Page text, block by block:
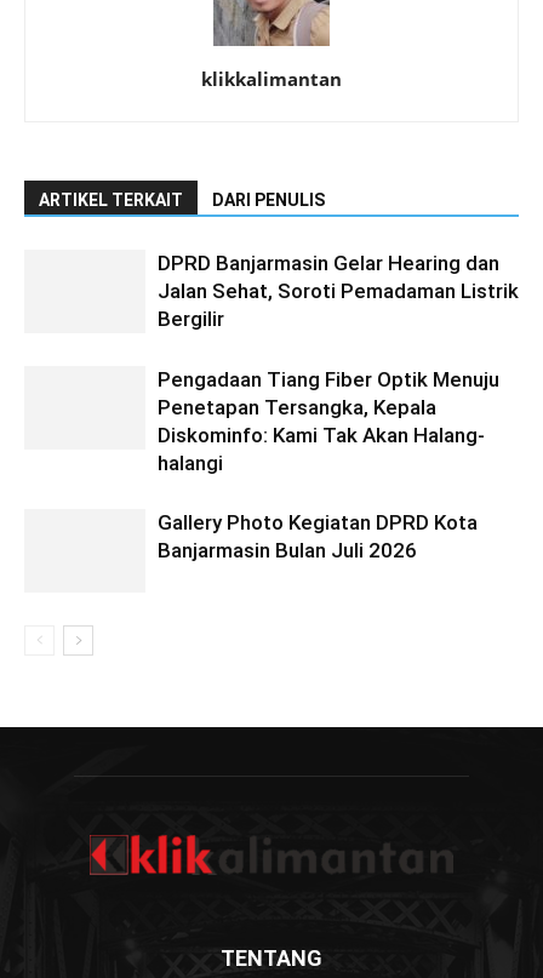
klikkalimantan
ARTIKEL TERKAIT DARI PENULIS
DPRD Banjarmasin Gelar Hearing dan
Jalan Sehat, Soroti Pemadaman Listrik
Bergilir
Pengadaan Tiang Fiber Optik Menuju
Penetapan Tersangka, Kepala
Diskominfo: Kami Tak Akan Halang-
halangi
Gallery Photo Kegiatan DPRD Kota
Banjarmasin Bulan Juli 2026
TENTANG